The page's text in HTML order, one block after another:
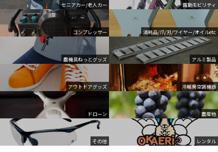
セニアカー/老人カー 電動モビリティ
コンプレッサー 消耗品/爪/刃/ワイヤー/オイルetc
農機具ねっとグッズ アルミ製品
アウトドアグッズ 冷暖房空調機器
ドローン 農産物
その他 レンタル